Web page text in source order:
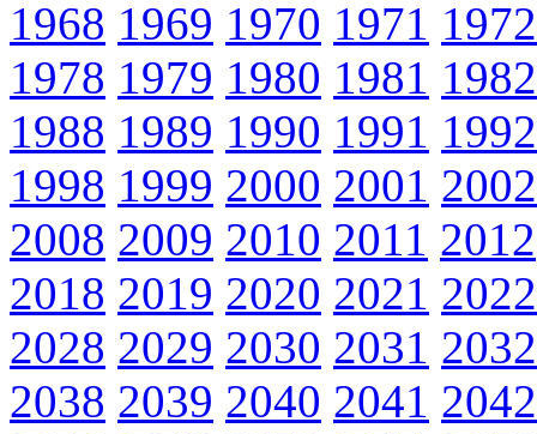
1968 1969 1970 1971 1972
1978 1979 1980 1981 1982
1988 1989 1990 1991 1992
1998 1999 2000 2001 2002
2008 2009 2010 2011 2012
2018 2019 2020 2021 2022
2028 2029 2030 2031 2032
2038 2039 2040 2041 2042